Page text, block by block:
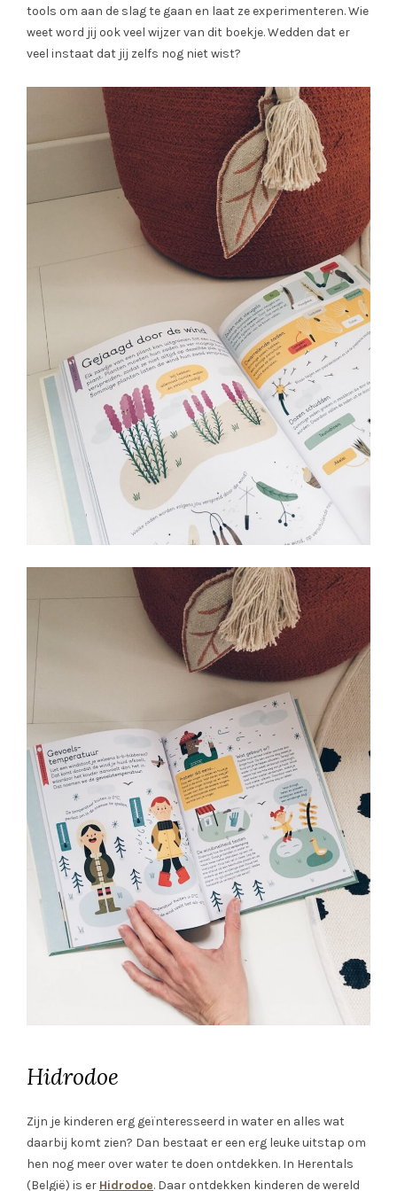
tools om aan de slag te gaan en laat ze experimenteren. Wie
weet word jij ook veel wijzer van dit boekje. Wedden dat er
veel instaat dat jij zelfs nog niet wist?
Hidrodoe
Zijn je kinderen erg geïnteresseerd in water en alles wat
daarbij komt zien? Dan bestaat er een erg leuke uitstap om
hen nog meer over water te doen ontdekken. In Herentals
(België) is er Hidrodoe. Daar ontdekken kinderen de wereld